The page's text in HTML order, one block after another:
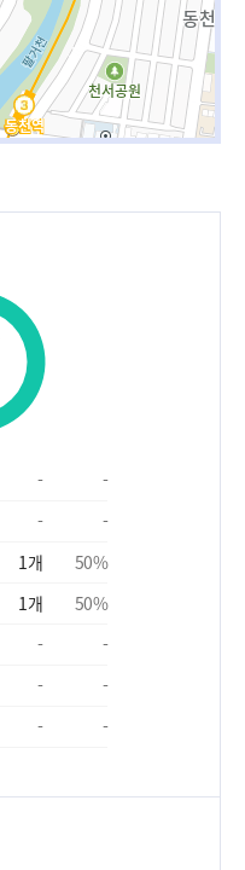
-
-
-
-
1개 50%
1개 50%
-
-
-
-
- -